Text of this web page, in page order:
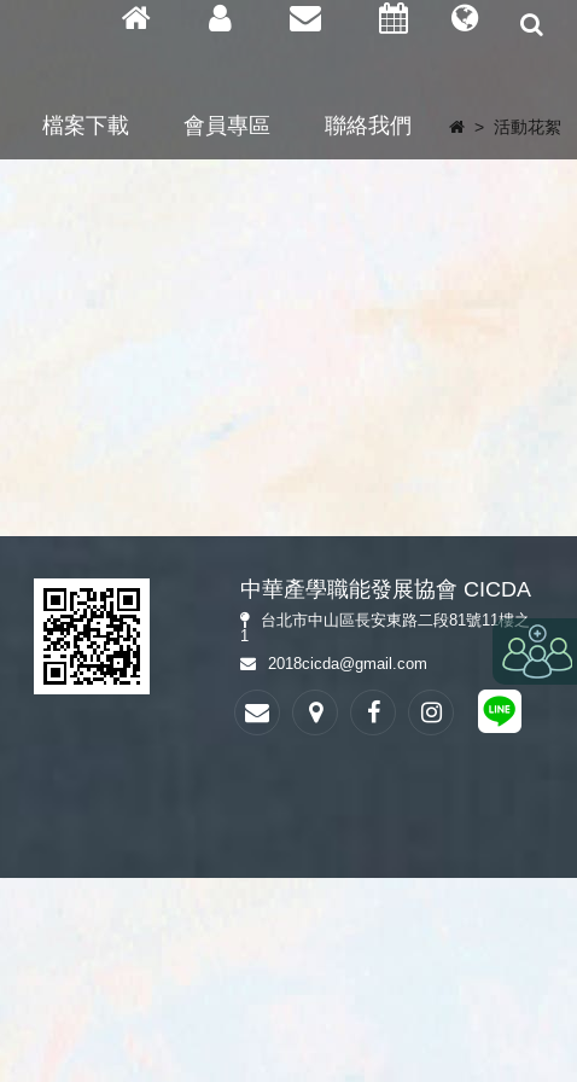
檔案下載 會員專區 聯絡我們 > 活動花絮
中華產學職能發展協會 CICDA
台北市中山區長安東路二段81號11樓之
1
2018cicda@gmail.com